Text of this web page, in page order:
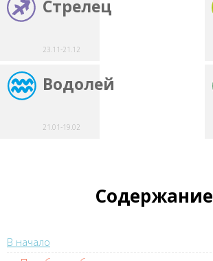
Стрелец
23.11-21.12
Водолей
21.01-19.02
Содержание
В начало